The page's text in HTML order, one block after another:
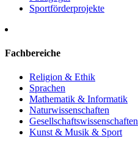
Sportförderprojekte
Fachbereiche
Religion & Ethik
Sprachen
Mathematik & Informatik
Naturwissenschaften
Gesellschaftswissenschaften
Kunst & Musik & Sport